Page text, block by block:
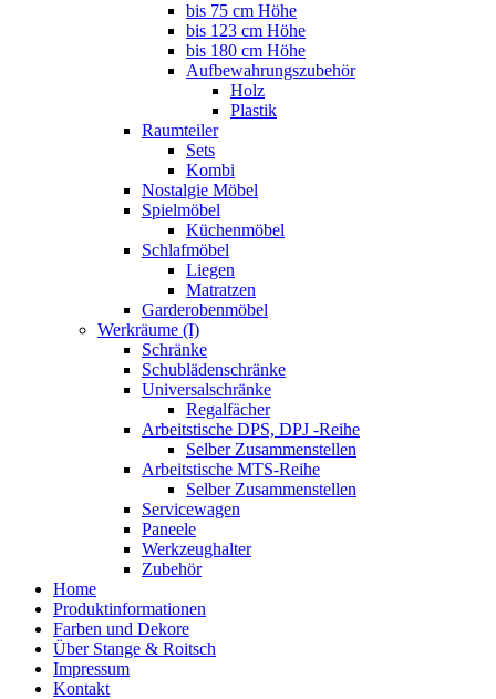
bis 75 cm Höhe
bis 123 cm Höhe
bis 180 cm Höhe
Aufbewahrungszubehör
Holz
Plastik
Raumteiler
Sets
Kombi
Nostalgie Möbel
Spielmöbel
Küchenmöbel
Schlafmöbel
Liegen
Matratzen
Garderobenmöbel
Werkräume (I)
Schränke
Schublädenschränke
Universalschränke
Regalfächer
Arbeitstische DPS, DPJ -Reihe
Selber Zusammenstellen
Arbeitstische MTS-Reihe
Selber Zusammenstellen
Servicewagen
Paneele
Werkzeughalter
Zubehör
Home
Produktinformationen
Farben und Dekore
Über Stange & Roitsch
Impressum
Kontakt